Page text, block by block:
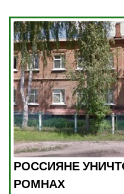
РОССИЯНЕ
РОМНАХ